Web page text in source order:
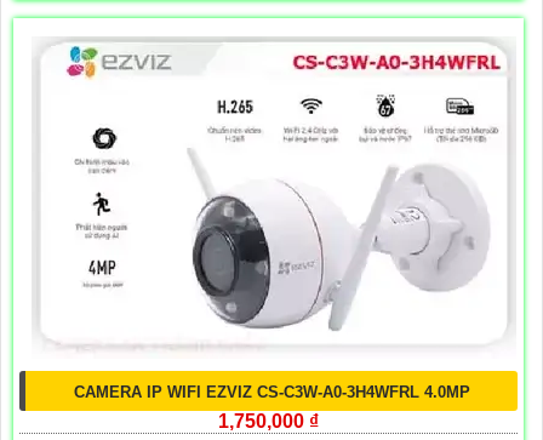
CAMERA IP WIFI EZVIZ CS-C3W-A0-3H4WFRL 4.0MP
1,750,000 ₫